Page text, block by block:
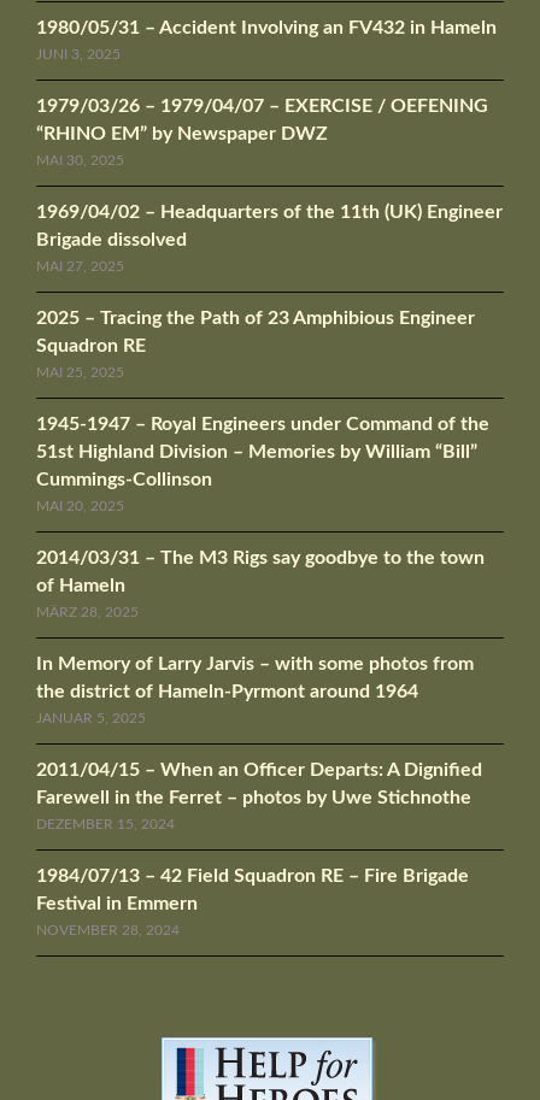
1980/05/31 – Accident Involving an FV432 in Hameln
JUNI 3, 2025
1979/03/26 – 1979/04/07 – EXERCISE / OEFENING
“RHINO EM” by Newspaper DWZ
MAI 30, 2025
1969/04/02 – Headquarters of the 11th (UK) Engineer
Brigade dissolved
MAI 27, 2025
2025 – Tracing the Path of 23 Amphibious Engineer
Squadron RE
MAI 25, 2025
1945-1947 – Royal Engineers under Command of the
51st Highland Division – Memories by William “Bill”
Cummings-Collinson
MAI 20, 2025
2014/03/31 – The M3 Rigs say goodbye to the town
of Hameln
MÄRZ 28, 2025
In Memory of Larry Jarvis – with some photos from
the district of Hameln-Pyrmont around 1964
JANUAR 5, 2025
2011/04/15 – When an Officer Departs: A Dignified
Farewell in the Ferret – photos by Uwe Stichnothe
DEZEMBER 15, 2024
1984/07/13 – 42 Field Squadron RE – Fire Brigade
Festival in Emmern
NOVEMBER 28, 2024